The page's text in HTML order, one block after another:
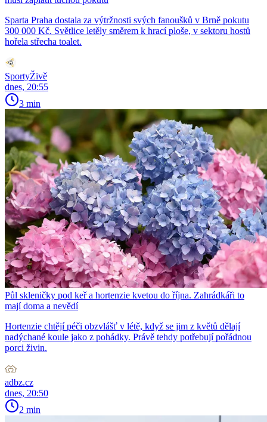
Sparta Praha dostala za výtržnosti svých fanoušků v Brně pokutu
300 000 Kč. Světlice letěly směrem k hrací ploše, v sektoru hostů
hořela střecha toalet.
SportyŽivě
dnes, 20:55
3 min
Půl skleničky pod keř a hortenzie kvetou do října. Zahrádkáři to
mají doma a nevědí
Hortenzie chtějí péči obzvlášť v létě, když se jim z květů dělají
nadýchané koule jako z pohádky. Právě tehdy potřebují pořádnou
porci živin.
adbz.cz
dnes, 20:50
2 min